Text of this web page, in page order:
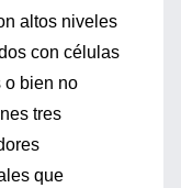
altos niveles
con células
o bien no
tres
que